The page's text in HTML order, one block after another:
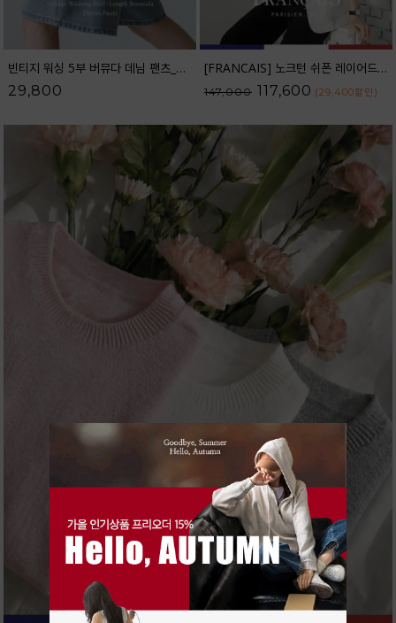
빈티지 워싱 5부 버뮤다 데님 팬츠_52DP598
29,800
[FRANCAIS] 노크턴 쉬폰 레이어드 린넨 자켓_F6S391JK
147,000 117,600 (29,400할인 )